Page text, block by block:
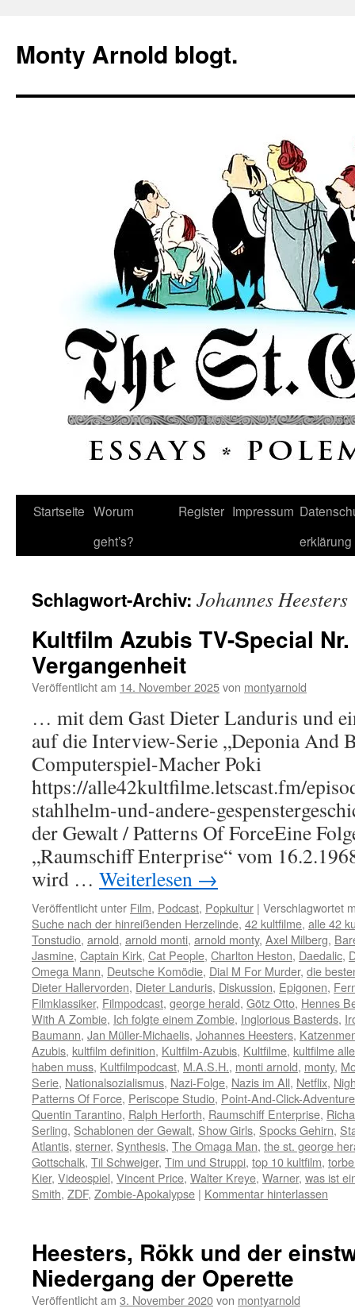
springen
Monty Arnold blogt.
Startseite Worum
geht’s?
Register Impressum
erklärung
Schlagwort-Archiv: Johannes Heesters
Kultfilm Azubis TV-Special
Vergangenheit
Veröffentlicht am 14. November 2025von montyarnold
… mit dem Gast Dieter Landuris und
auf die Interview-Serie „Deponia And
Computerspiel-Macher Poki
https://alle42kultfilme.letscast.fm/
stahlhelm-und-andere-
der Gewalt / Patterns Of ForceEine
„Raumschiff Enterprise“ vom
wird … Weiterlesen →
Veröffentlicht unter Film, Podcast, Popkultur | Verschlagwortet
Suche nach der hinreißenden Herzelinde, 42 kultfilme, alle 42
Tonstudio, arnold, arnold monti, arnold monty, Axel Milberg,
Jasmine, Captain Kirk, Cat People, Charlton Heston, Daedalic,
Omega Mann, Deutsche Komödie, Dial M For Murder, die
Dieter Hallervorden, Dieter Landuris, Diskussion, Epigonen,
Filmklassiker, Filmpodcast, george herald, Götz Otto, Hennes
With A Zombie, Ich folgte einem Zombie, Inglorious Basterds,
Baumann, Jan Müller-Michaelis, Johannes Heesters,
Azubis, kultfilm definition, Kultfilm-Azubis, Kultfilme, kultfilme
haben muss, Kultfilmpodcast, M.A.S.H., monti arnold, monty,
Serie, Nationalsozialismus, Nazi-Folge, Nazis im All, Netflix,
Patterns Of Force, Periscope Studio, Point-And-Click-Adventure
Quentin Tarantino, Ralph Herforth, Raumschiff Enterprise,
Serling, Schablonen der Gewalt, Show Girls, Spocks Gehirn,
Atlantis, sterner, Synthesis, The Omaga Man, the st. george
Gottschalk, Til Schweiger, Tim und Struppi, top 10 kultfilm,
Kier, Videospiel, Vincent Price, Walter Kreye, Warner, was ist
Smith, ZDF, Zombie-Apokalypse | Kommentar hinterlassen
Heesters, Rökk und der
Niedergang der Operette
Veröffentlicht am 3. November 2020von montyarnold